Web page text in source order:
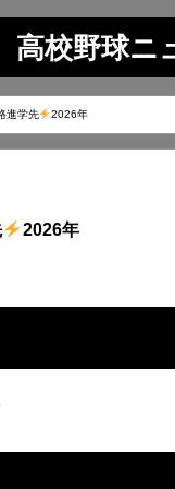
高校野球ニ
進学先 2026年
2026年